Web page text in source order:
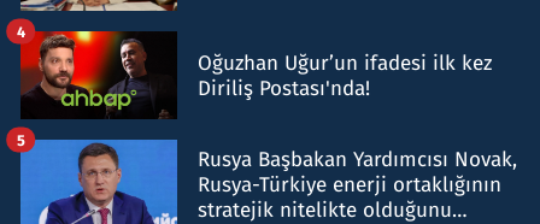
Oğuzhan Uğur’un ifadesi ilk kez
Diriliş Postası'nda!
4
Rusya Başbakan Yardımcısı Novak,
Rusya-Türkiye enerji ortaklığının
stratejik nitelikte olduğunu
5